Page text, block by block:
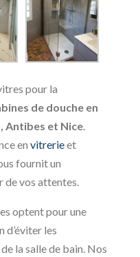
pour la
de douche en
Antibes et Nice.
en vitrerieet
fournit un
de vos attentes.
optent pour une
d’éviter les
la salle de bain. Nos